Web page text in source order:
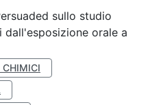
sullo studio
dall'esposizione orale a